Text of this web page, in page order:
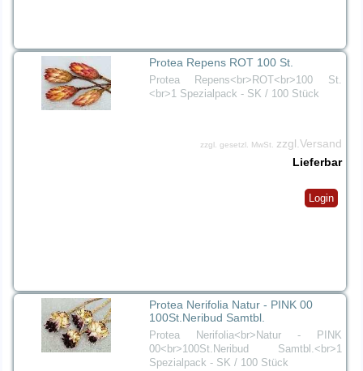
Protea Repens ROT 100 St.
Protea Repens<br>ROT<br>100 St.
<br>1 Spezialpack - SK / 100 Stück
zzgl. gesetzl. MwSt.
zzgl.Versand
Lieferbar
Login
Protea Nerifolia Natur - PINK 00
100St.Neribud Samtbl.
Protea Nerifolia<br>Natur - PINK
00<br>100St.Neribud Samtbl.<br>1
Spezialpack - SK / 100 Stück